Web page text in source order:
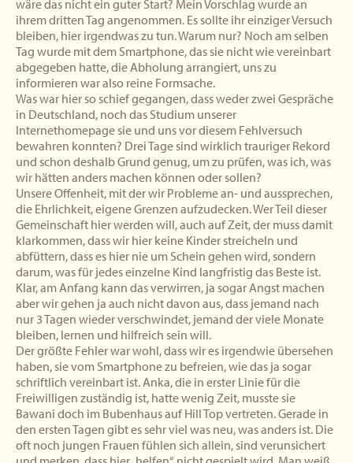
wäre das nicht ein guter Start? Mein Vorschlag wurde an
ihrem dritten Tag angenommen. Es sollte ihr einziger Versuch
bleiben, hier irgendwas zu tun. Warum nur? Noch am selben
Tag wurde mit dem Smartphone, das sie nicht wie vereinbart
abgegeben hatte, die Abholung arrangiert, uns zu
informieren war also reine Formsache.
Was war hier so schief gegangen, dass weder zwei Gespräche
in Deutschland, noch das Studium unserer
Internethomepage sie und uns vor diesem Fehlversuch
bewahren konnten? Drei Tage sind wirklich trauriger Rekord
und schon deshalb Grund genug, um zu prüfen, was ich, was
wir hätten anders machen können oder sollen?
Unsere Offenheit, mit der wir Probleme an- und aussprechen,
die Ehrlichkeit, eigene Grenzen aufzudecken. Wer Teil dieser
Gemeinschaft hier werden will, auch auf Zeit, der muss damit
klarkommen, dass wir hier keine Kinder streicheln und
abfüttern, dass es hier nie um Schein gehen wird, sondern
darum, was für jedes einzelne Kind langfristig das Beste ist.
Klar, am Anfang kann das verwirren, ja sogar Angst machen
aber wir gehen ja auch nicht davon aus, dass jemand nach
nur 3 Tagen wieder verschwindet, jemand der viele Monate
bleiben, lernen und hilfreich sein will.
Der größte Fehler war wohl, dass wir es irgendwie übersehen
haben, sie vom Smartphone zu befreien, wie das ja sogar
schriftlich vereinbart ist. Anka, die in erster Linie für die
Freiwilligen zuständig ist, hatte wenig Zeit, musste sie
Bawani doch im Bubenhaus auf Hill Top vertreten. Gerade in
den ersten Tagen gibt es sehr viel was neu, was anders ist. Die
oft noch jungen Frauen fühlen sich allein, sind verunsichert